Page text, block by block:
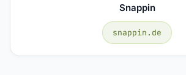
Snappin
snappin.de